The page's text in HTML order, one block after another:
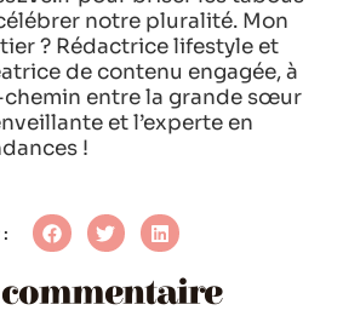
notre pluralité. Mon
? Rédactrice lifestyle et
de contenu engagée, à
entre la grande sœur
et l’experte en
!